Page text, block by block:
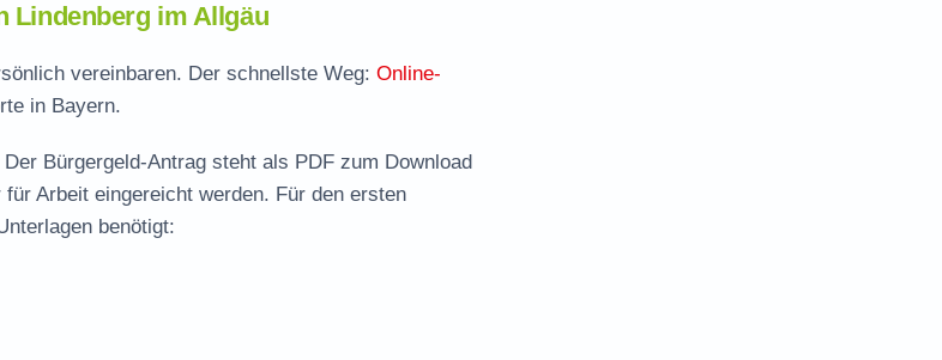
Lindenberg im Allgäu
vereinbaren. Der schnellste Weg: Online-
in Bayern.
Der Bürgergeld-Antrag steht als PDF zum Download
Arbeit eingereicht werden. Für den ersten
benötigt: